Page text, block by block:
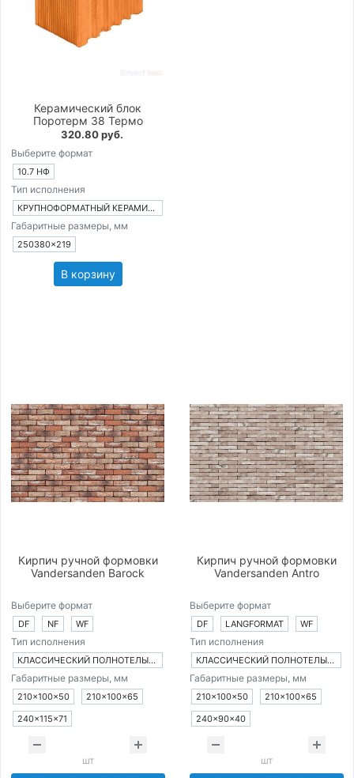
Керамический блок
Поротерм 38 Термо
320.80 руб.
Выберите формат
10.7 НФ
Тип исполнения
КРУПНОФОРМАТНЫЙ КЕРАМИЧЕСКИЙ БЛОК
Габаритные размеры, мм
250380×219
В корзину
Кирпич ручной формовки
Vandersanden Barock
Выберите формат
DF NF WF
Тип исполнения
КЛАССИЧЕСКИЙ ПОЛНОТЕЛЫЙ КИРПИЧ
Габаритные размеры, мм
210×100×50
210×100×65
240×115×71
шт
Кирпич ручной формовки
Vandersanden Antro
Выберите формат
DF LANGFORMAT WF
Тип исполнения
КЛАССИЧЕСКИЙ ПОЛНОТЕЛЫЙ КИРПИЧ
Габаритные размеры, мм
210×100×50
210×100×65
240×90×40
шт